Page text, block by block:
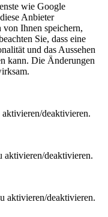
wie Google
Anbieter
von Ihnen speichern,
Sie, dass eine
und das Aussehen
kann. Die Änderungen
deaktivieren.
aktivieren/deaktivieren.
aktivieren/deaktivieren.